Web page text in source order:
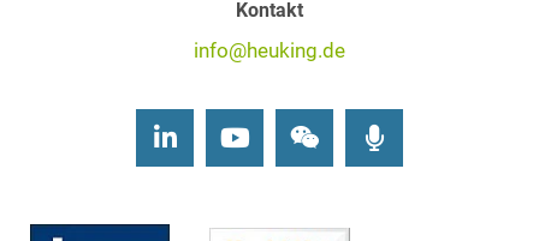
Kontakt
info@heuking.de
LinkedInYoutubeWechat